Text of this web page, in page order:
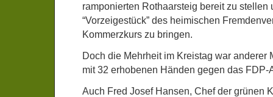
ramponierten Rothaarsteig bereit zu stellen
“Vorzeigestück” des heimischen
Kommerzkurs zu bringen.
Doch die Mehrheit im Kreistag war anderer
mit 32 erhobenen Händen gegen das FDP-
Auch Fred Josef Hansen, Chef der grünen